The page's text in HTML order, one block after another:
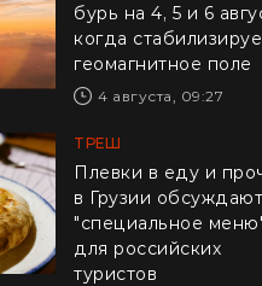
бурь на 4, 5 и 6
когда
геомагнитное поле
4 августа, 09:27
ТРЕШ
Плевки в еду и
в Грузии обсуждают
"специальное
для российских
туристов